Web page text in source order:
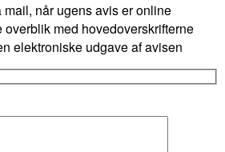
mail, når ugens avis er online
overblik med hovedoverskrifterne
elektroniske udgave af avisen